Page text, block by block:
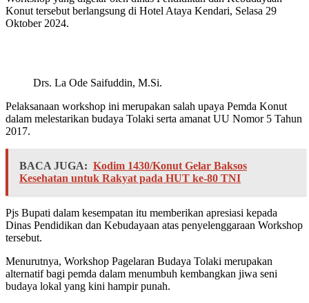
Konut tersebut berlangsung di Hotel Ataya Kendari, Selasa 29
Oktober 2024.
Drs. La Ode Saifuddin, M.Si.
Pelaksanaan workshop ini merupakan salah upaya Pemda Konut
dalam melestarikan budaya Tolaki serta amanat UU Nomor 5 Tahun
2017.
BACA JUGA: Kodim 1430/Konut Gelar Baksos
Kesehatan untuk Rakyat pada HUT ke-80 TNI
Pjs Bupati dalam kesempatan itu memberikan apresiasi kepada
Dinas Pendidikan dan Kebudayaan atas penyelenggaraan Workshop
tersebut.
Menurutnya, Workshop Pagelaran Budaya Tolaki merupakan
alternatif bagi pemda dalam menumbuh kembangkan jiwa seni
budaya lokal yang kini hampir punah.